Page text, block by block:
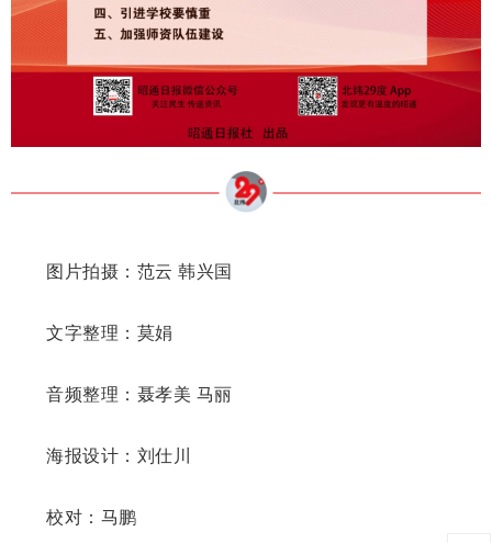
图片拍摄：范云 韩兴国
文字整理：莫娟
音频整理：聂孝美 马丽
海报设计：刘仕川
校对：马鹏